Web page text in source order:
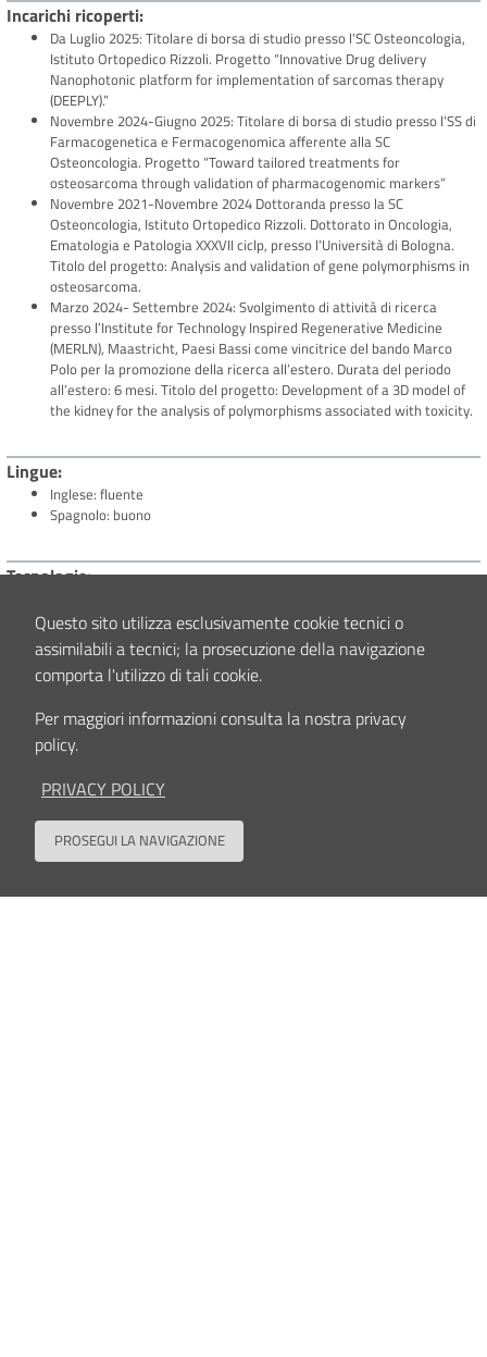
Incarichi ricoperti
Da Luglio 2025: Titolare di borsa di studio presso l’SC Osteoncologia,
Istituto Ortopedico Rizzoli. Progetto “Innovative Drug delivery
Nanophotonic platform for implementation of sarcomas therapy
(DEEPLY).”
Novembre 2024-Giugno 2025: Titolare di borsa di studio presso l’SS di
Farmacogenetica e Fermacogenomica afferente alla SC
Osteoncologia. Progetto “Toward tailored treatments for
osteosarcoma through validation of pharmacogenomic markers”
Novembre 2021-Novembre 2024 Dottoranda presso la SC
Osteoncologia, Istituto Ortopedico Rizzoli. Dottorato in Oncologia,
Ematologia e Patologia XXXVII ciclp, presso l’Università di Bologna.
Titolo del progetto: Analysis and validation of gene polymorphisms in
osteosarcoma.
Marzo 2024- Settembre 2024: Svolgimento di attività di ricerca
presso l’Institute for Technology Inspired Regenerative Medicine
(MERLN), Maastricht, Paesi Bassi come vincitrice del bando Marco
Polo per la promozione della ricerca all’estero. Durata del periodo
all’estero: 6 mesi. Titolo del progetto: Development of a 3D model of
the kidney for the analysis of polymorphisms associated with toxicity.
Lingue
Inglese: fluente
Spagnolo: buono
Tecnologie
di espressione mediante Real Time PCR, tecniche di NGS per l’analisi
dei polimorfismi genici, Immunoistochimica.
Tecniche di biologia cellulare: mantenimento di linee cellulari tumorali
umane, MTT, trasfezione mediante elettroporazione, coltura e
Buona conoscenza di applicativi Office, software scientifici inclusi
Graph Pad e CLC genomics workbench
Interessi clinici e/o scientifici
Studio di polimorfismi a carico di geni implicati nella farmacoresistenza
dell’osteosarcoma.
Questo sito utilizza esclusivamente cookie tecnici o
assimilabili a tecnici; la prosecuzione della navigazione
comporta l'utilizzo di tali cookie.
Per maggiori informazioni consulta la nostra privacy
policy.
PRIVACY POLICY
PROSEGUI LA NAVIGAZIONE